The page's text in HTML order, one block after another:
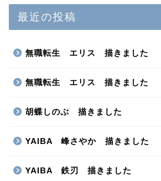
最近の投稿
無職転生 エリス 描きました
無職転生 エリス 描きました
胡蝶しのぶ 描きました
YAIBA 峰さやか 描きました
YAIBA 鉄刃 描きました